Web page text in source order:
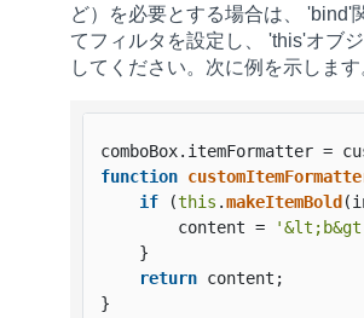
ど）を必要とする場合は、 'bind'
てフィルタを設定し、 'this'オブ
してください。次に例を示します
comboBox. itemFormatter =
function
if (this .makeItemBold
        content =
    }
return content;
}